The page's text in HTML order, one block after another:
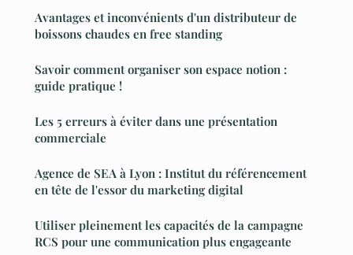
Avantages et inconvénients d'un distributeur de
boissons chaudes en free standing
Savoir comment organiser son espace notion :
guide pratique !
Les 5 erreurs à éviter dans une présentation
commerciale
Agence de SEA à Lyon : Institut du référencement
en tête de l'essor du marketing digital
Utiliser pleinement les capacités de la campagne
RCS pour une communication plus engageante